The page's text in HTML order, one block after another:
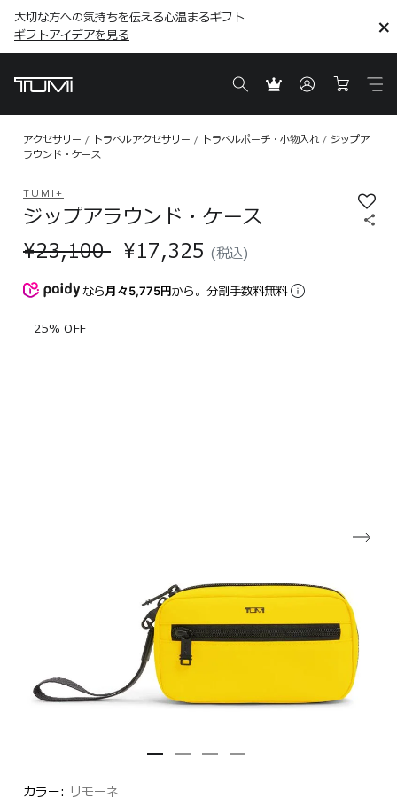
ギフトアイデアを見る こちら
大切な方への気持ちを伝える心温まるギフト
ギフトアイデアを見る
こちら
アクセサリー トラベルアクセサリー トラベルポーチ・小物入れ
ジップア
ラウンド・ケース
25% OFF
TUMI+
ジップアラウンド・ケース
¥23,100 ¥17,325(税込)
なら月々5,775円から。分割手数料無料
カラー: リモーネ